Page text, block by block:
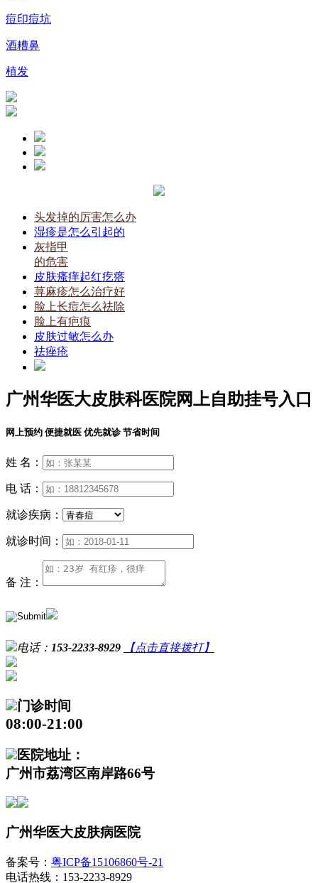
痘印痘坑
酒糟鼻
植发
头发掉的厉害怎么办
湿疹是怎么引起的
灰指甲
的危害
皮肤瘙痒起红疙瘩
荨麻疹怎么治疗好
脸上长痘怎么祛除
脸上有疤痕
皮肤过敏怎么办
祛痤疮
广州华医大皮肤科医院网上自助挂号入口
网上预约 便捷就医 优先就诊 节省时间
姓 名：
电 话：
就诊疾病：
就诊时间：
备 注：
电话： 153-2233-8929 【点击直接拨打】
门诊时间
08:00-21:00
医院地址：
广州市荔湾区南岸路66号
广州华医大皮肤病医院
备案号： 粤ICP备15106860号-21
电话热线：153-2233-8929